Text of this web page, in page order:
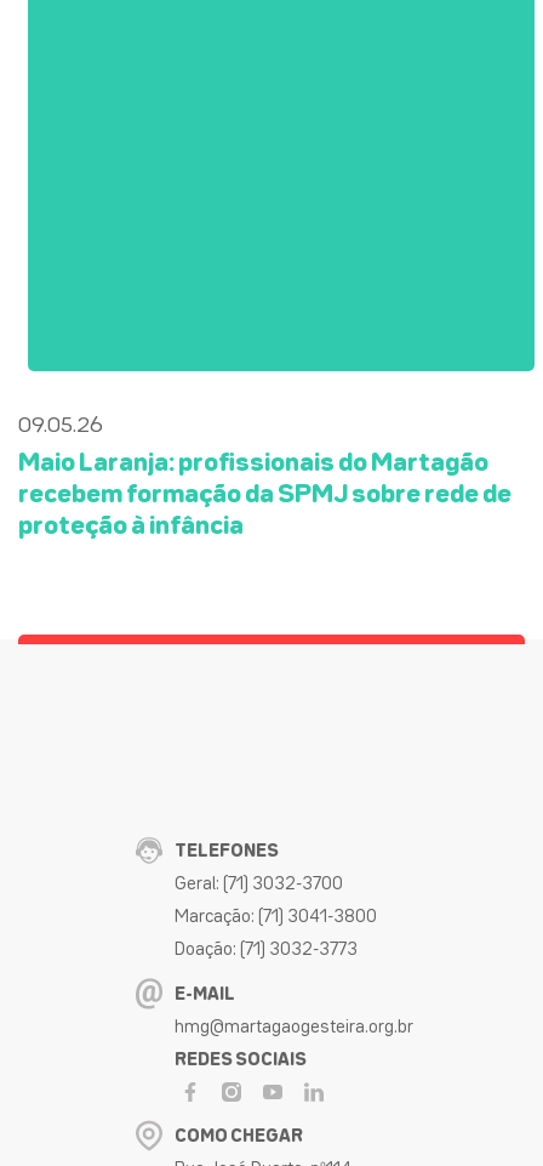
09.05.26
Maio Laranja: profissionais do Martagão
recebem formação da SPMJ sobre rede de
proteção à infância
TELEFONES
Geral: (71) 3032-3700
Marcação: (71) 3041-3800
Doação: (71) 3032-3773
E-MAIL
hmg@martagaogesteira.org.br
REDES SOCIAIS
COMO CHEGAR